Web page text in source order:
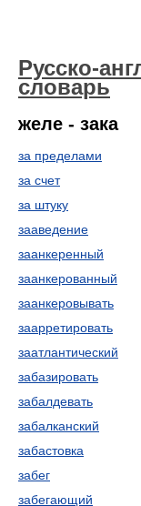
Русско-
словарь
желе - зака
за пределами
за счет
за штуку
зааведение
заанкеренный
заанкерованный
заанкеровывать
заарретировать
заатлантический
забазировать
забалдевать
забалканский
забастовка
забег
забегающий